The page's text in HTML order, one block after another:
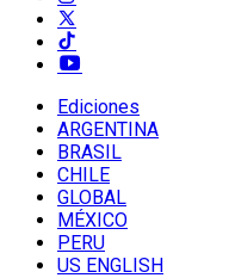
Ediciones
ARGENTINA
BRASIL
CHILE
GLOBAL
MÉXICO
PERU
US ENGLISH